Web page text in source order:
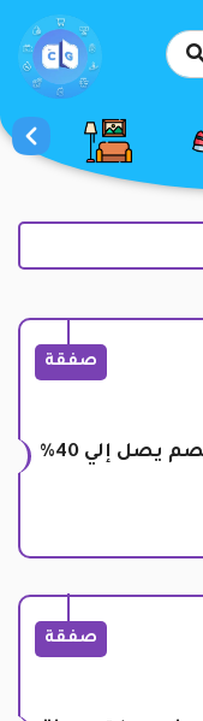
صفقة
كود خصم كوتش اوتلت يمنحك خصم يصل إلي 40%
صفقة